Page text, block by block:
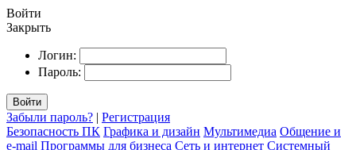
Войти
Закрыть
Логин:
Пароль:
Войти
Забыли пароль? | Регистрация
Безопасность ПК Графика и дизайн Мультимедиа Общение и
e-mail Программы для бизнеса Сеть и интернет Системный